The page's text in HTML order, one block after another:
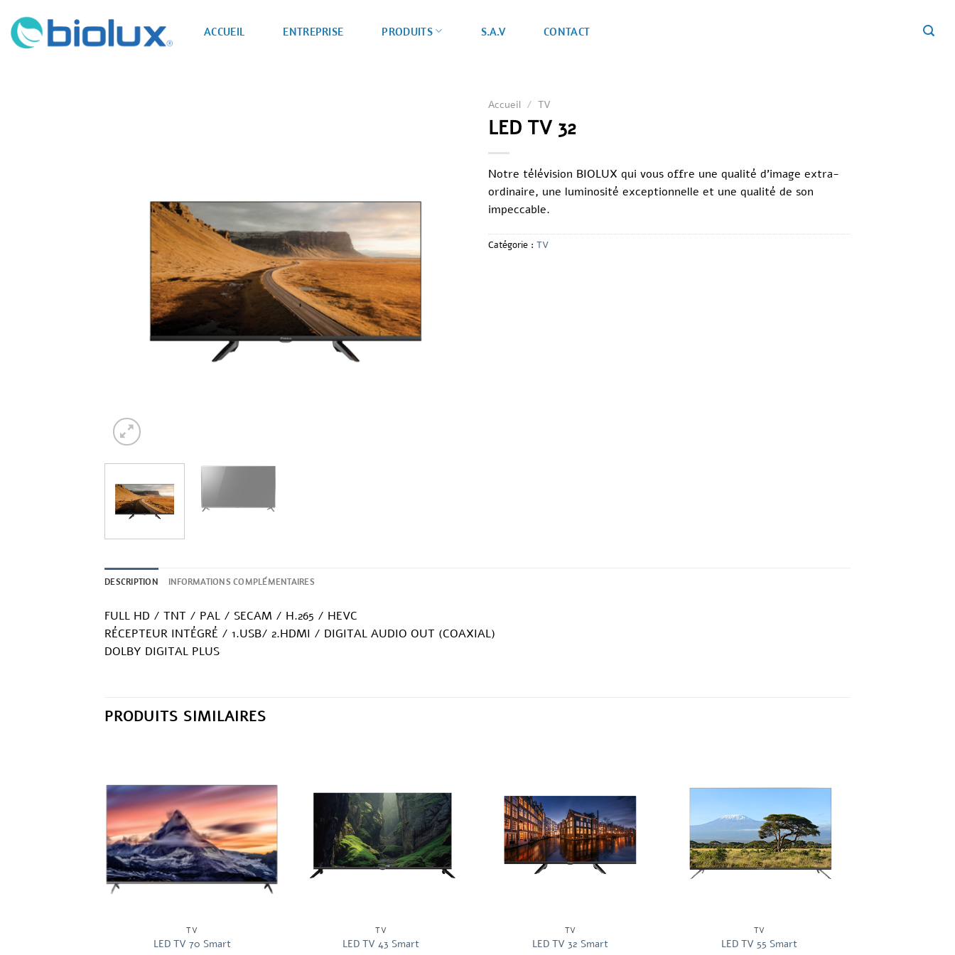
au
contenu
ACCUEIL ENTREPRISE PRODUITS S.A.V CONTACT
Accueil / TV
LED TV 32
Notre télévision BIOLUX qui vous offre une qualité d’image extra-
ordinaire, une luminosité exceptionnelle et une qualité de son
impeccable.
Catégorie : TV
DESCRIPTION INFORMATIONS COMPLÉMENTAIRES
FULL HD / TNT / PAL / SECAM / H.265 / HEVC
RÉCEPTEUR INTÉGRÉ / 1.USB/ 2.HDMI / DIGITAL AUDIO OUT (COAXIAL)
DOLBY DIGITAL PLUS
PRODUITS SIMILAIRES
TV
LED TV 70 Smart
TV
LED TV 43 Smart
TV
LED TV 32 Smart
TV
LED TV 55 Smart